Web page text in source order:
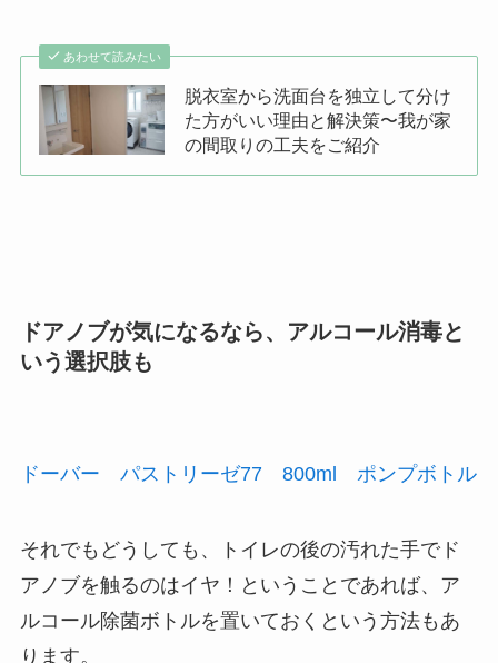
あわせて読みたい
脱衣室から洗面台を独立して分け
た方がいい理由と解決策〜我が家
の間取りの工夫をご紹介
ドアノブが気になるなら、アルコール消毒と
いう選択肢も
ドーバー パストリーゼ77 800ml ポンプボトル
それでもどうしても、
トイレの後の汚れた手でド
アノブを触るのはイヤ！ ということであれば、 ア
ルコール除菌ボトルを置いておく という方法もあ
ります。